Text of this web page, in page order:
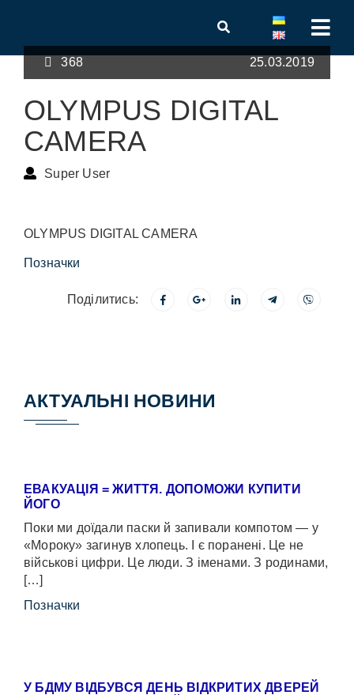
368 25.03.2019
OLYMPUS DIGITAL
CAMERA
Super User
OLYMPUS DIGITAL CAMERA
Позначки
Поділитись:
АКТУАЛЬНІ НОВИНИ
ЕВАКУАЦІЯ = ЖИТТЯ. ДОПОМОЖИ КУПИТИ
ЙОГО
Поки ми доїдали паски й запивали компотом — у
«Мороку» загинув хлопець. І є поранені. Це не
військові цифри. Це люди. З іменами. З родинами,
[…]
Позначки
У БДМУ ВІДБУВСЯ ДЕНЬ ВІДКРИТИХ ДВЕРЕЙ